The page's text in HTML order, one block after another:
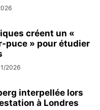
créent un «
puce » pour étudier
2026
interpellée lors
à Londres